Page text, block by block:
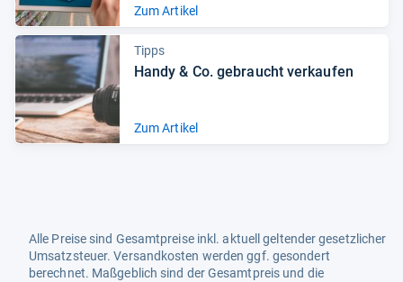
Zum Artikel
Tipps
Handy & Co. gebraucht ver­kau­fen
Zum Artikel
Alle Preise sind Gesamtpreise inkl. aktuell geltender gesetzlicher
Umsatzsteuer. Versandkosten werden ggf. gesondert
berechnet. Maßgeblich sind der Gesamtpreis und die